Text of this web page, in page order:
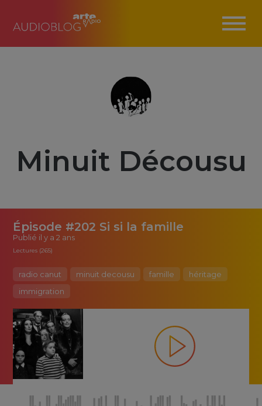
Minuit Décousu
Épisode #202 Si si la famille
Publié il y a 2 ans
Lectures (265)
radio canut minuit decousu famille
héritage
immigration